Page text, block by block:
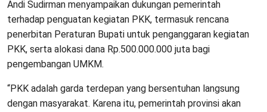
Andi Sudirman menyampaikan dukungan pemerintah
terhadap penguatan kegiatan PKK, termasuk rencana
penerbitan Peraturan Bupati untuk penganggaran kegiatan
PKK, serta alokasi dana Rp.500.000.000 juta bagi
pengembangan UMKM.
“PKK adalah garda terdepan yang bersentuhan langsung
dengan masyarakat. Karena itu, pemerintah provinsi akan